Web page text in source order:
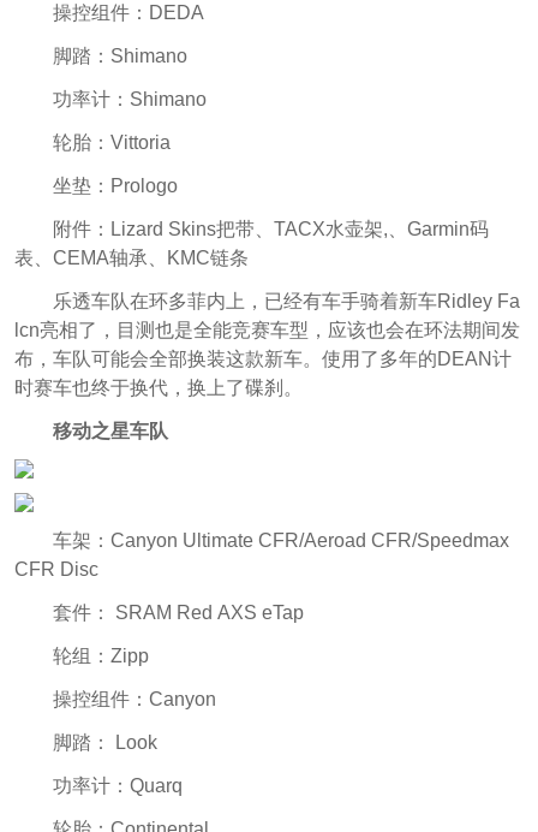
操控组件：DEDA
脚踏：Shimano
功率计：Shimano
轮胎：Vittoria
坐垫：Prologo
附件：Lizard Skins把带、TACX水壶架,、Garmin码
表、CEMA轴承、KMC链条
乐透车队在环多菲内上，已经有车手骑着新车Ridley Fa
lcn亮相了，目测也是全能竞赛车型，应该也会在环法期间发
布，车队可能会全部换装这款新车。使用了多年的DEAN计
时赛车也终于换代，换上了碟刹。
移动之星车队
车架：Canyon Ultimate CFR/Aeroad CFR/Speedmax
CFR Disc
套件： SRAM Red AXS eTap
轮组：Zipp
操控组件：Canyon
脚踏： Look
功率计：Quarq